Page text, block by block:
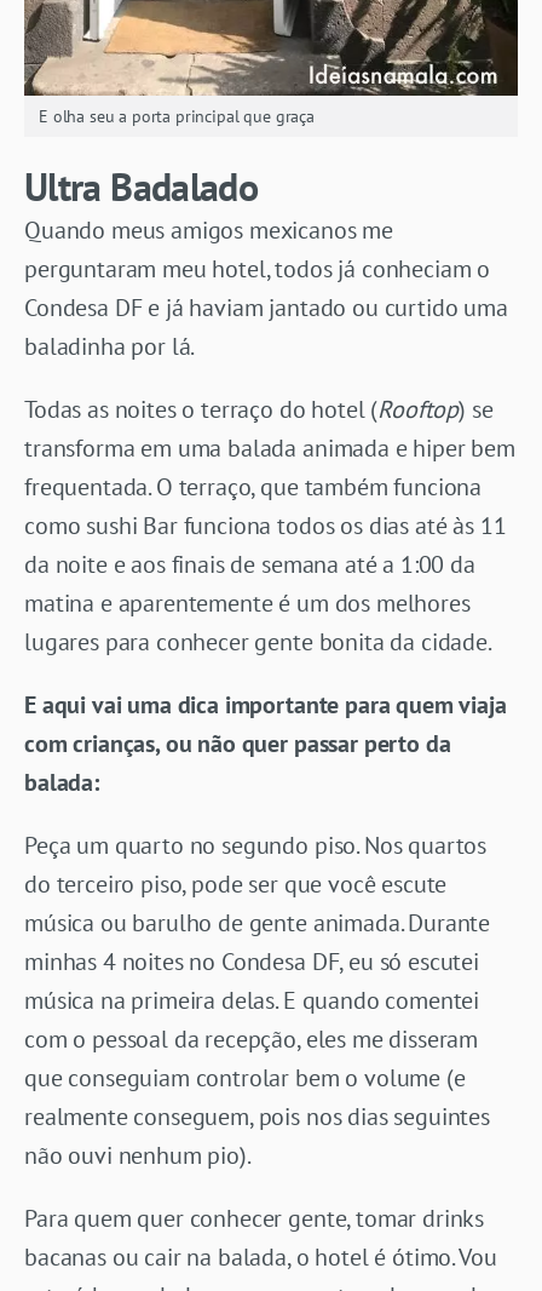
E olha seu a porta principal que graça
Ultra Badalado
Quando meus amigos mexicanos me
perguntaram meu hotel, todos já conheciam o
Condesa DF e já haviam jantado ou curtido uma
baladinha por lá.
Todas as noites o terraço do hotel (Rooftop) se
transforma em uma balada animada e hiper bem
frequentada. O terraço, que também funciona
como sushi Bar funciona todos os dias até às 11
da noite e aos finais de semana até a 1:00 da
matina e aparentemente é um dos melhores
lugares para conhecer gente bonita da cidade.
E aqui vai uma dica importante para quem viaja
com crianças, ou não quer passar perto da
balada:
Peça um quarto no segundo piso. Nos quartos
do terceiro piso, pode ser que você escute
música ou barulho de gente animada. Durante
minhas 4 noites no Condesa DF, eu só escutei
música na primeira delas. E quando comentei
com o pessoal da recepção, eles me disseram
que conseguiam controlar bem o volume (e
realmente conseguem, pois nos dias seguintes
não ouvi nenhum pio).
Para quem quer conhecer gente, tomar drinks
bacanas ou cair na balada, o hotel é ótimo. Vou